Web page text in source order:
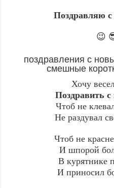
Поздравляю с
😉
поздравления с
смешные
Хочу
Поздравить с
Чтоб не
Не раздувал
Чтоб не
И шпорой
В курятнике
И приносил